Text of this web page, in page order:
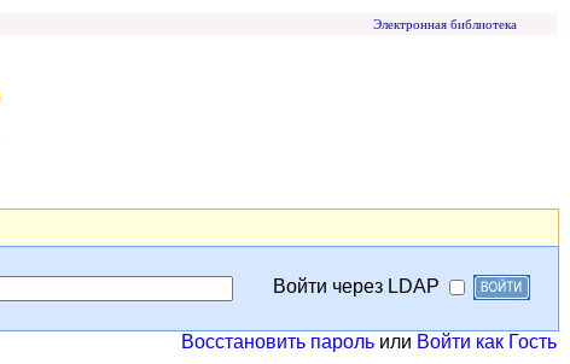
Электронная библиотека
Войти через LDAP
Восстановить пароль или Войти как Гость